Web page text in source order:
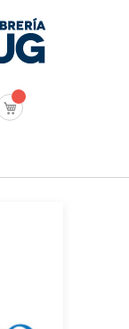
Mi carrito